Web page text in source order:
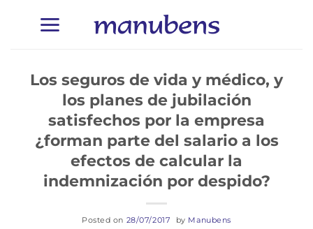
Los seguros de vida y médico, y
los planes de jubilación
satisfechos por la empresa
¿forman parte del salario a los
efectos de calcular la
indemnización por despido?
Posted on 28/07/2017 by Manubens